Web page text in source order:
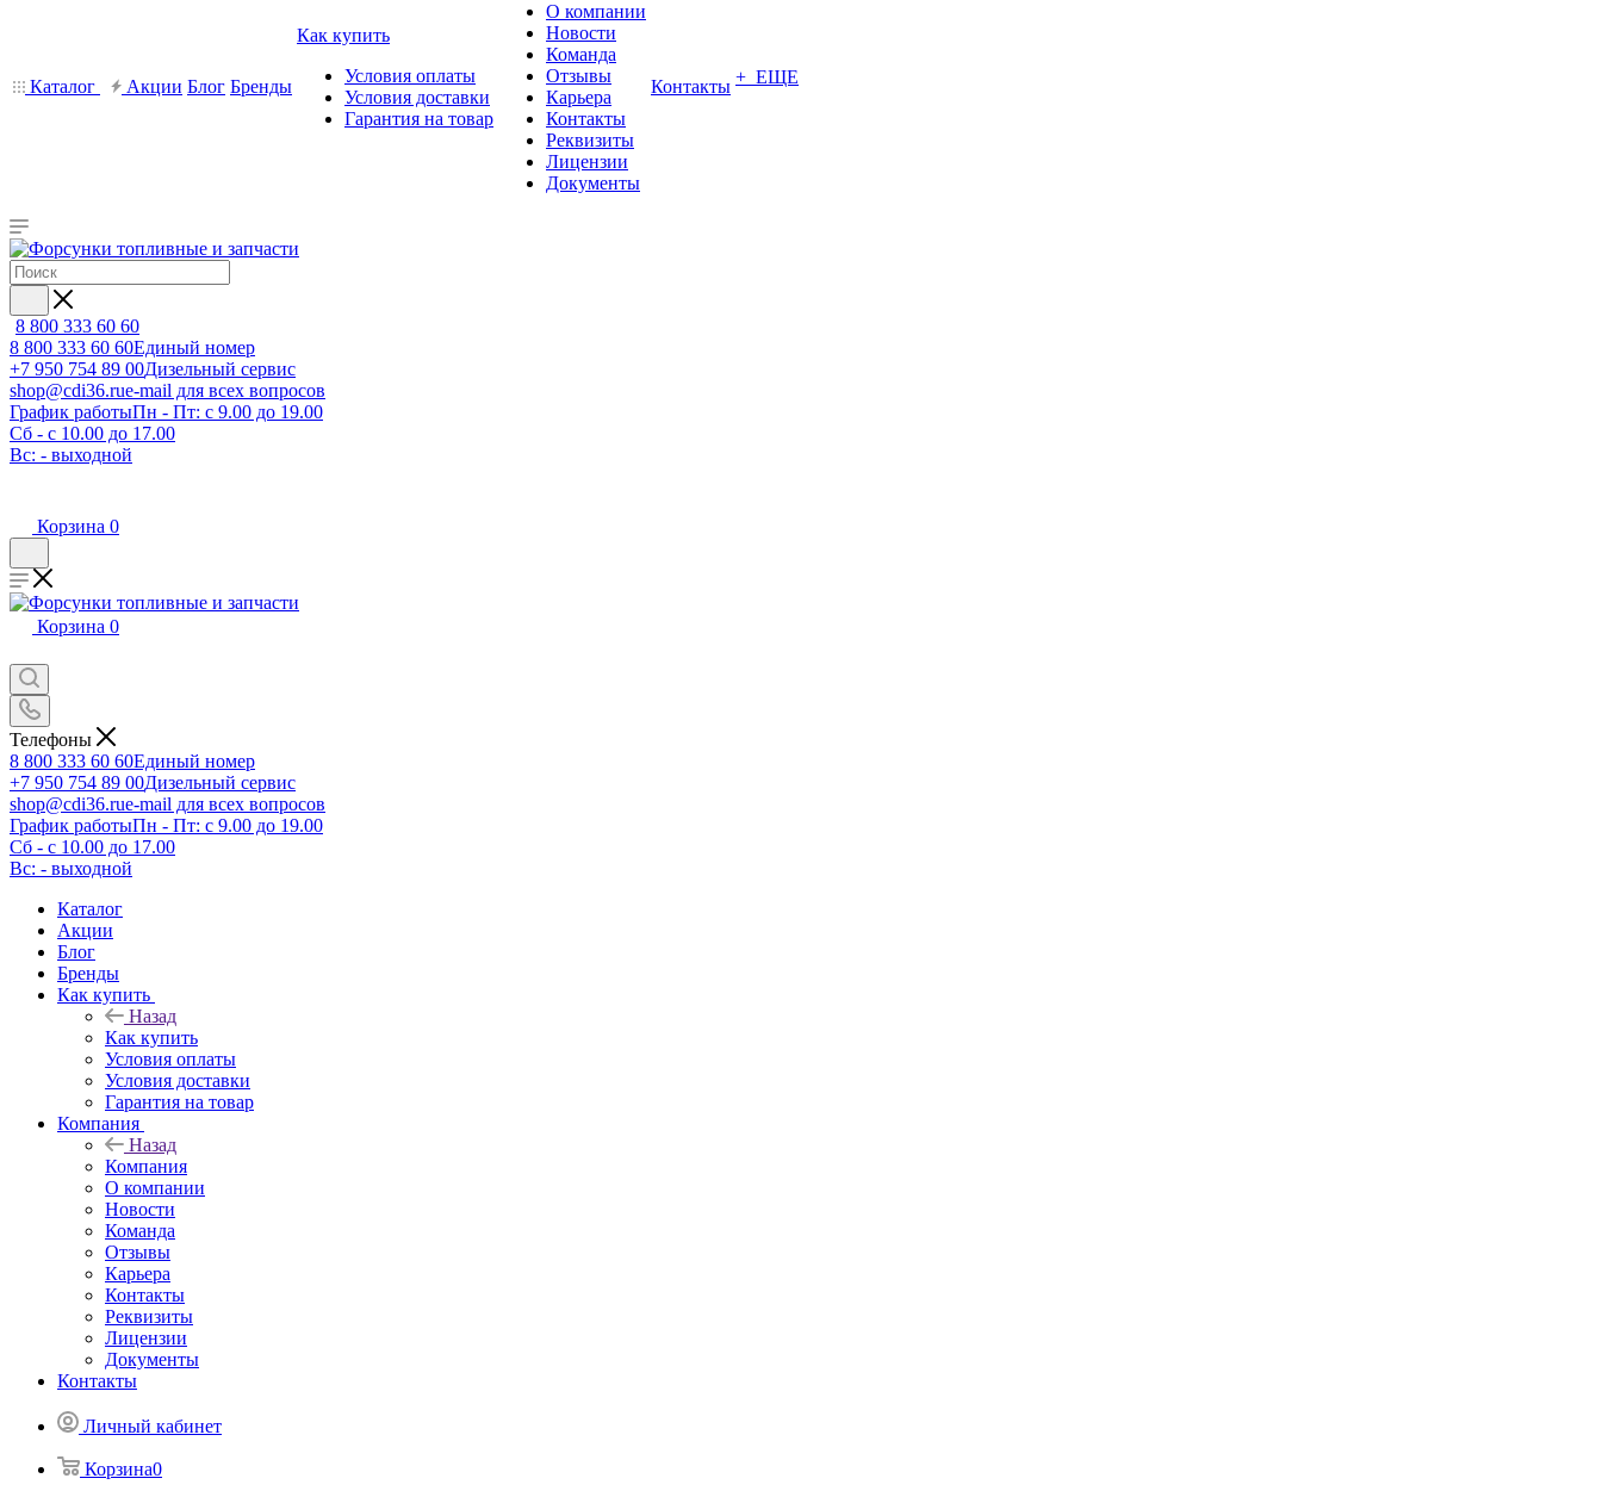
Каталог Акции Блог Бренды
Как купить
Условия оплаты
Условия доставки
Гарантия на товар
О компании
Новости
Команда
Отзывы
Карьера
Контакты
Реквизиты
Лицензии
Документы
Контакты + ЕЩЕ
8 800 333 60 60
8 800 333 60 60Единый номер
+7 950 754 89 00Дизельный сервис
shop@cdi36.rue-mail для всех вопросов
График работыПн - Пт: с 9.00 до 19.00
Сб - с 10.00 до 17.00
Вс: - выходной
Корзина 0
Корзина 0
Телефоны
8 800 333 60 60Единый номер
+7 950 754 89 00Дизельный сервис
shop@cdi36.rue-mail для всех вопросов
График работыПн - Пт: с 9.00 до 19.00
Сб - с 10.00 до 17.00
Вс: - выходной
Каталог
Акции
Блог
Бренды
Как купить
Назад
Как купить
Условия оплаты
Условия доставки
Гарантия на товар
Компания
Назад
Компания
О компании
Новости
Команда
Отзывы
Карьера
Контакты
Реквизиты
Лицензии
Документы
Контакты
Личный кабинет
Корзина0